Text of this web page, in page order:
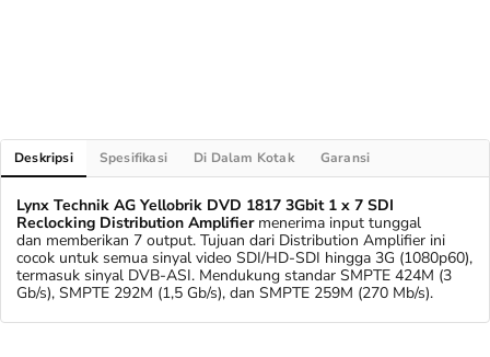
Deskripsi Spesifikasi Di Dalam Kotak Garansi
Lynx Technik AG Yellobrik DVD 1817 3Gbit 1 x 7 SDI
Reclocking Distribution Amplifier menerima input tunggal
dan memberikan 7 output. Tujuan dari Distribution Amplifier ini
cocok untuk semua sinyal video SDI/HD-SDI hingga 3G (1080p60),
termasuk sinyal DVB-ASI. Mendukung standar SMPTE 424M (3
Gb/s), SMPTE 292M (1,5 Gb/s), dan SMPTE 259M (270 Mb/s).